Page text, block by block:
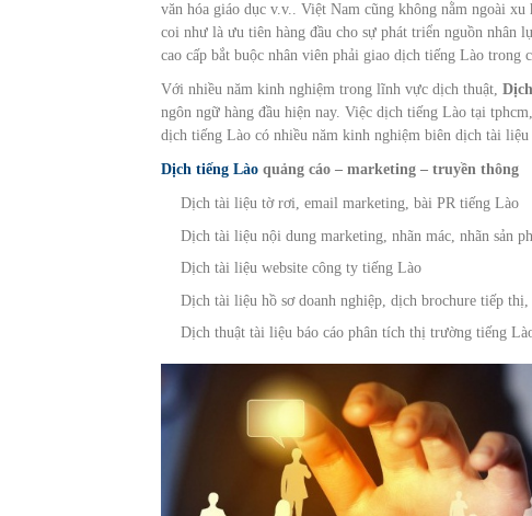
văn hóa giáo dục v.v.. Việt Nam cũng không nằm ngoài
coi như là ưu tiên hàng đầu cho sự phát triển nguồn nhân
cao cấp bắt buộc nhân viên phải giao dịch tiếng Lào
Với nhiều năm kinh nghiệm trong lĩnh vực dịch thuật,
ngôn ngữ hàng đầu hiện nay. Việc dịch tiếng Lào tại
dịch tiếng Lào có nhiều năm kinh nghiệm biên dịch tài
Dịch tiếng Lào quảng cáo – marketing – truyền thông
Dịch tài liệu tờ rơi, email marketing, bài PR tiếng Lào
Dịch tài liệu nội dung marketing, nhãn mác, nhãn sản
Dịch tài liệu website công ty tiếng Lào
Dịch tài liệu hồ sơ doanh nghiệp, dịch brochure tiếp
Dịch thuật tài liệu báo cáo phân tích thị trường tiếng